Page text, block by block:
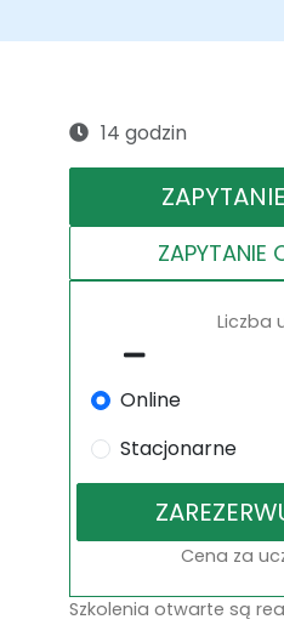
14 godzin
ZAPYTANIE
Liczba
Online
Stacjonarne
Cena za
Szkolenia otwarte są